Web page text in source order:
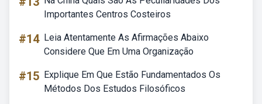
Importantes Centros Costeiros
#14 Leia Atentamente As Afirmações Abaixo
Considere Que Em Uma Organização
#15 Explique Em Que Estão Fundamentados Os
Métodos Dos Estudos Filosóficos